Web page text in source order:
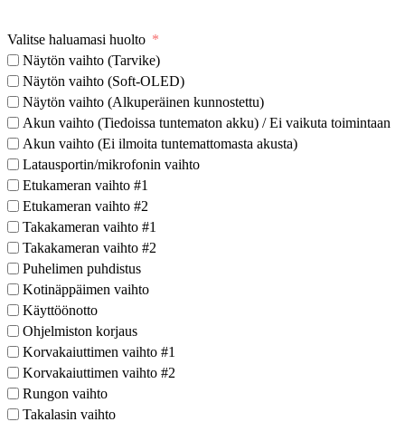
Valitse haluamasi huolto
Näytön vaihto (Tarvike)
Näytön vaihto (Soft-OLED)
Näytön vaihto (Alkuperäinen kunnostettu)
Akun vaihto (Tiedoissa tuntematon akku) / Ei vaikuta toimintaan
Akun vaihto (Ei ilmoita tuntemattomasta akusta)
Latausportin/mikrofonin vaihto
Etukameran vaihto #1
Etukameran vaihto #2
Takakameran vaihto #1
Takakameran vaihto #2
Puhelimen puhdistus
Kotinäppäimen vaihto
Käyttöönotto
Ohjelmiston korjaus
Korvakaiuttimen vaihto #1
Korvakaiuttimen vaihto #2
Rungon vaihto
Takalasin vaihto